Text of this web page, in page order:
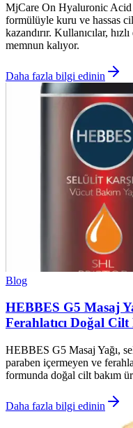
MjCare On Hyaluronic Acid
formülüyle kuru ve hassas
kazandırır. Kullanıcılar,
memnun kalıyor.
Daha fazla bilgi edinin
Blog
HEBBES G5 Masaj
Ferahlatıcı Doğal
HEBBES G5 Masaj Yağı,
paraben içermeyen ve
formunda doğal cilt bakım
Daha fazla bilgi edinin